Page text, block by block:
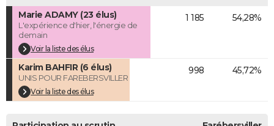
COPAINS D'AVANT
S'inscrire
Se connecter
Lycées
Collèges
Primaires
Universités
Entreprises
Service militaire
Avis de recherche
AVIS DE DÉCÈS
FORUM
Bricolage
Lifestyle
Culture
Sport
Auto
Television
Voyage
Cinema
Marie ADAMY (23 élus)
L'expérience d'hier, l'énergie de
demain
Voir la liste des élus
1 185 54,28%
Karim BAHFIR (6 élus)
UNIS POUR FAREBERSVILLER
Voir la liste des élus
998 45,72%